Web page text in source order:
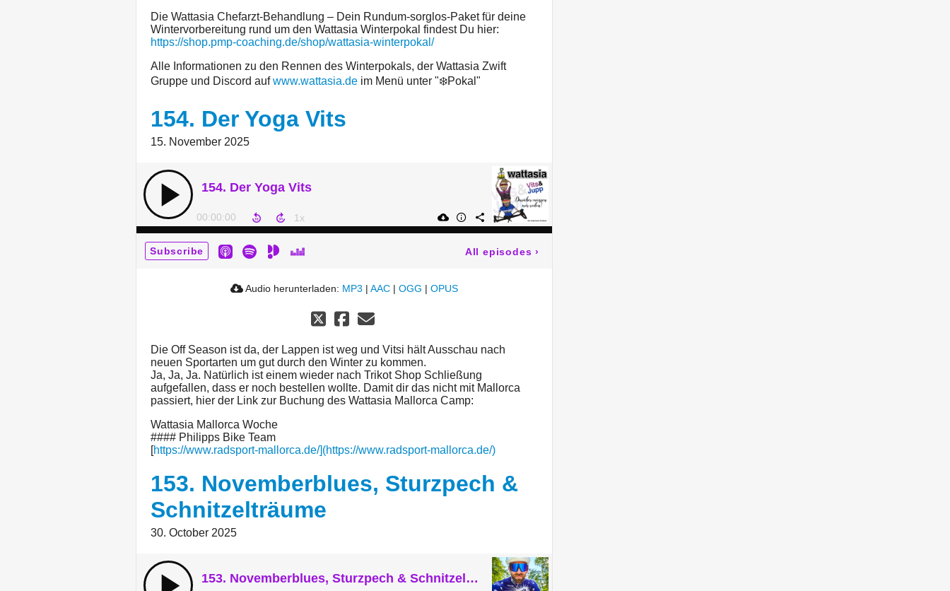
Die Wattasia Chefarzt-Behandlung – Dein Rundum-sorglos-Paket für deine
Wintervorbereitung rund um den Wattasia Winterpokal findest Du hier:
https://shop.pmp-coaching.de/shop/wattasia-winterpokal/
Alle Informationen zu den Rennen des Winterpokals, der Wattasia Zwift
Gruppe und Discord aufwww.wattasia.de im Menü unter "❄️Pokal"
154. Der Yoga Vits
15. November 2025
154. Der Yoga Vits
00:00:00
Subscribe All episodes ›
Audio herunterladen: MP3 | AAC | OGG | OPUS
Die Off Season ist da, der Lappen ist weg und Vitsi hält Ausschau nach
neuen Sportarten um gut durch den Winter zu kommen.
Ja, Ja, Ja. Natürlich ist einem wieder nach Trikot Shop Schließung
aufgefallen, dass er noch bestellen wollte. Damit dir das nicht mit Mallorca
passiert, hier der Link zur Buchung des Wattasia Mallorca Camp:
Wattasia Mallorca Woche
#### Philipps Bike Team
[https://www.radsport-mallorca.de/](https://www.radsport-mallorca.de/)
153. Novemberblues, Sturzpech &
Schnitzelträume
30. October 2025
153. Novemberblues, Sturzpech & Schnitzelträume